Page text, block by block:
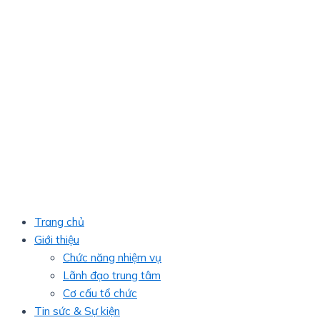
Trang chủ
Giới thiệu
Chức năng nhiệm vụ
Lãnh đạo trung tâm
Cơ cấu tổ chức
Tin sức & Sự kiện